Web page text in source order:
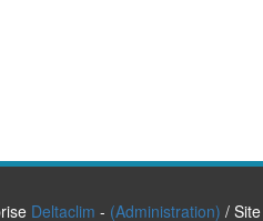
Deltaclim - (Administration) /